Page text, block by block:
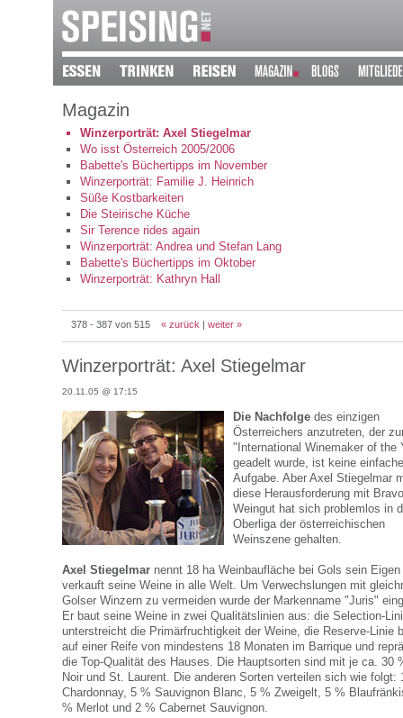
Magazin
Winzerporträt: Axel Stiegelmar
Wo isst Österreich 2005/2006
Babette's Büchertipps im November
Winzerporträt: Familie J. Heinrich
Süße Kostbarkeiten
Die Steirische Küche
Sir Terence rides again
Winzerporträt: Andrea und Stefan Lang
Babette's Büchertipps im Oktober
Winzerporträt: Kathryn Hall
378 - 387 von 515 « zurück | weiter »
Winzerporträt: Axel Stiegelmar
20.11.05 @ 17:15
Die Nachfolge des einzigen
Österreichers anzutreten, der
"International Winemaker of the
geadelt wurde, ist keine einfache
Aufgabe. Aber Axel Stiegelmar
diese Herausforderung mit
Weingut hat sich problemlos in
Oberliga der österreichischen
Weinszene gehalten.
Axel Stiegelmar nennt 18 ha Weinbaufläche bei Gols sein Eigen
verkauft seine Weine in alle Welt. Um Verwechslungen mit
Golser Winzern zu vermeiden wurde der Markenname "Juris"
Er baut seine Weine in zwei Qualitätslinien aus: die Selection-
unterstreicht die Primärfruchtigkeit der Weine, die Reserve-Linie
auf einer Reife von mindestens 18 Monaten im Barrique und
die Top-Qualität des Hauses. Die Hauptsorten sind mit je ca. 30
Noir und St. Laurent. Die anderen Sorten verteilen sich wie folgt:
Chardonnay, 5 % Sauvignon Blanc, 5 % Zweigelt, 5 %
% Merlot und 2 % Cabernet Sauvignon.